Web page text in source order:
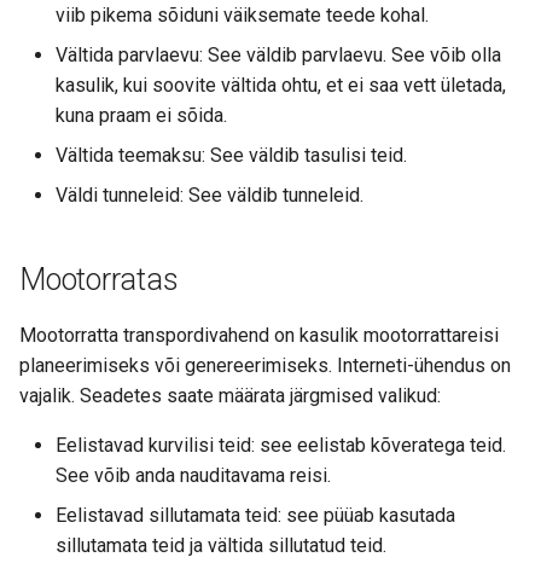
viib pikema sõiduni väiksemate teede kohal.
Vältida parvlaevu: See väldib parvlaevu. See võib olla
kasulik, kui soovite vältida ohtu, et ei saa vett ületada,
kuna praam ei sõida.
Vältida teemaksu: See väldib tasulisi teid.
Väldi tunneleid: See väldib tunneleid.
Mootorratas
Mootorratta transpordivahend on kasulik mootorrattareisi
planeerimiseks või genereerimiseks. Interneti-ühendus on
vajalik. Seadetes saate määrata järgmised valikud:
Eelistavad kurvilisi teid: see eelistab kõveratega teid.
See võib anda nauditavama reisi.
Eelistavad sillutamata teid: see püüab kasutada
sillutamata teid ja vältida sillutatud teid.